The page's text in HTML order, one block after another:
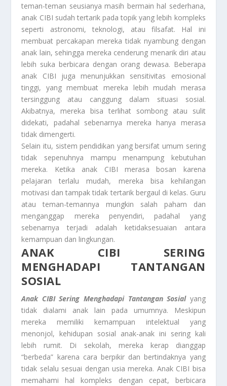
teman-teman seusianya masih bermain hal sederhana,
anak CIBI sudah tertarik pada topik yang lebih kompleks
seperti astronomi, teknologi, atau filsafat. Hal ini
membuat percakapan mereka tidak nyambung dengan
anak lain, sehingga mereka cenderung menarik diri atau
lebih suka berbicara dengan orang dewasa. Beberapa
anak CIBI juga menunjukkan sensitivitas emosional
tinggi, yang membuat mereka lebih mudah merasa
tersinggung atau canggung dalam situasi sosial.
Akibatnya, mereka bisa terlihat sombong atau sulit
didekati, padahal sebenarnya mereka hanya merasa
tidak dimengerti.
Selain itu, sistem pendidikan yang bersifat umum sering
tidak sepenuhnya mampu menampung kebutuhan
mereka. Ketika anak CIBI merasa bosan karena
pelajaran terlalu mudah, mereka bisa kehilangan
motivasi dan tampak tidak tertarik bergaul di kelas. Guru
atau teman-temannya mungkin salah paham dan
menganggap mereka penyendiri, padahal yang
sebenarnya terjadi adalah ketidaksesuaian antara
kemampuan dan lingkungan.
ANAK CIBI SERING
MENGHADAPI TANTANGAN
SOSIAL
Anak CIBI Sering Menghadapi Tantangan Sosialyang
tidak dialami anak lain pada umumnya. Meskipun
mereka memiliki kemampuan intelektual yang
menonjol, kehidupan sosial anak-anak ini sering kali
lebih rumit. Di sekolah, mereka kerap dianggap
“berbeda” karena cara berpikir dan bertindaknya yang
tidak selalu sesuai dengan usia mereka. Anak CIBI bisa
memahami hal kompleks dengan cepat, berbicara